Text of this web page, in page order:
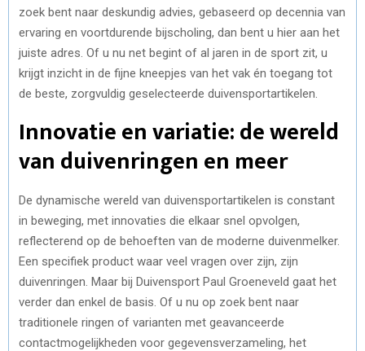
zoek bent naar deskundig advies, gebaseerd op decennia van
ervaring en voortdurende bijscholing, dan bent u hier aan het
juiste adres. Of u nu net begint of al jaren in de sport zit, u
krijgt inzicht in de fijne kneepjes van het vak én toegang tot
de beste, zorgvuldig geselecteerde duivensportartikelen.
Innovatie en variatie: de wereld
van duivenringen en meer
De dynamische wereld van duivensportartikelen is constant
in beweging, met innovaties die elkaar snel opvolgen,
reflecterend op de behoeften van de moderne duivenmelker.
Een specifiek product waar veel vragen over zijn, zijn
duivenringen. Maar bij Duivensport Paul Groeneveld gaat het
verder dan enkel de basis. Of u nu op zoek bent naar
traditionele ringen of varianten met geavanceerde
contactmogelijkheden voor gegevensverzameling, het